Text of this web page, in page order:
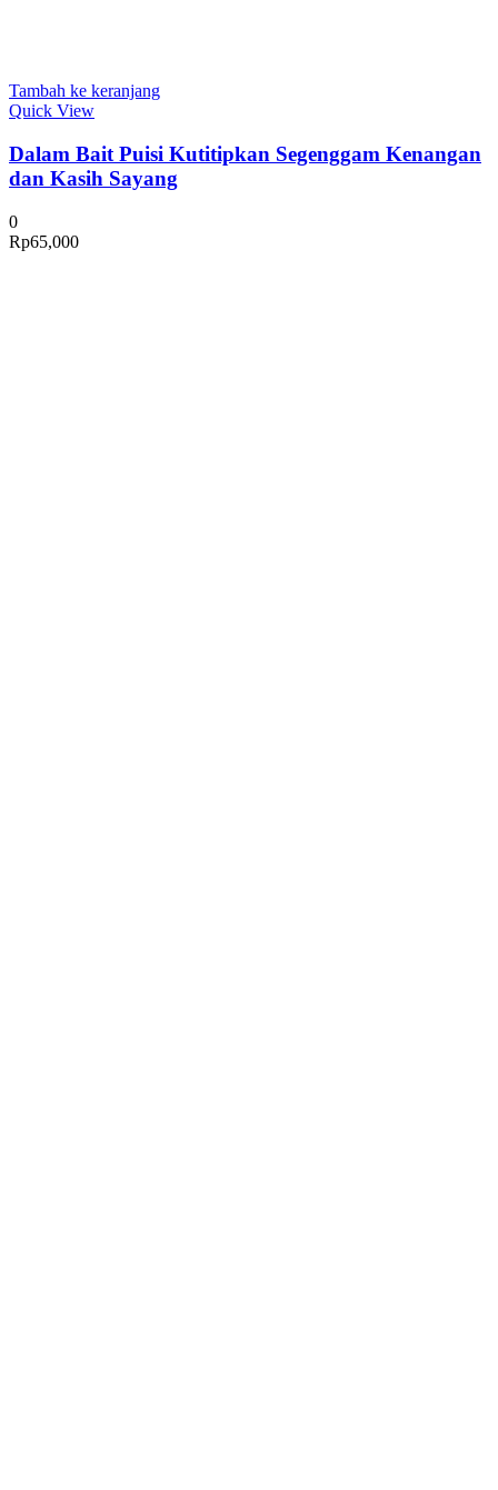
Tambah ke keranjang
Quick View
Dalam Bait Puisi Kutitipkan Segenggam Kenangan
dan Kasih Sayang
0
Rp65,000